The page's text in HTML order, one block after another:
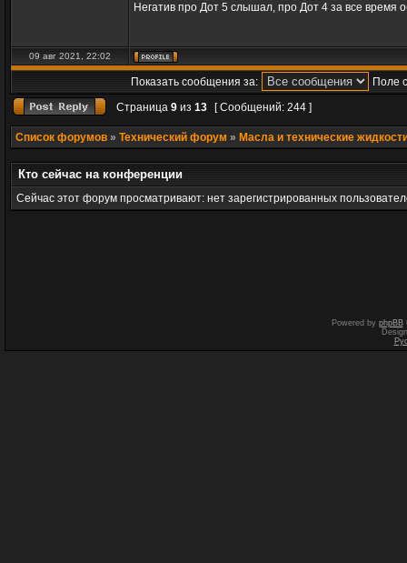
Негатив про Дот 5 слышал, про Дот 4 за все время
09 авг 2021, 22:02
Показать сообщения за:
Поле
Страница 9 из 13 [ Сообщений: 244 ]
Список форумов » Технический форум » Масла и технические
Кто сейчас на конференции
Сейчас этот форум просматривают: нет зарегистрированных
Powered by phpBB